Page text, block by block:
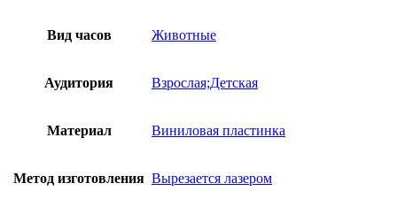
Вид часов Животные
Аудитория Взрослая;Детская
Материал Виниловая пластинка
Метод изготовления Вырезается лазером